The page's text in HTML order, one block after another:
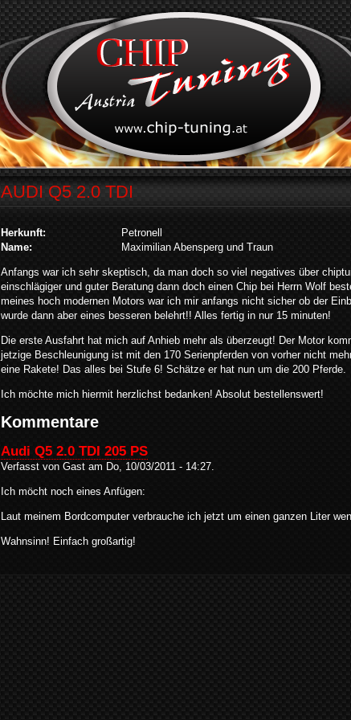
AUDI Q5 2.0 TDI
Herkunft:
Petronell
Name:
Maximilian Abensperg und Traun
Anfangs war ich sehr skeptisch, da man doch so viel negatives über
einschlägiger und guter Beratung dann doch einen Chip bei Herrn Wolf
meines hoch modernen Motors war ich mir anfangs nicht sicher ob der
wurde dann aber eines besseren belehrt!! Alles fertig in nur 15 minuten!
Die erste Ausfahrt hat mich auf Anhieb mehr als überzeugt! Der Motor
jetzige Beschleunigung ist mit den 170 Serienpferden von vorher nicht
eine Rakete! Das alles bei Stufe 6! Schätze er hat nun um die 200 Pferde.
Ich möchte mich hiermit herzlichst bedanken! Absolut bestellenswert!
Kommentare
Audi Q5 2.0 TDI 205 PS
Verfasst von Gast am Do, 10/03/2011 - 14:27.
Ich möcht noch eines Anfügen:
Laut meinem Bordcomputer verbrauche ich jetzt um einen ganzen Liter
Wahnsinn! Einfach großartig!